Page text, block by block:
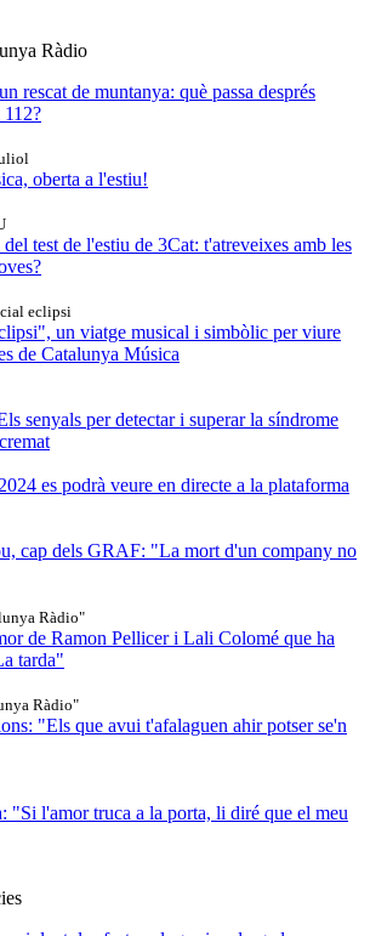
Ràdio
rescat de muntanya: què passa després
112?
oberta a l'estiu!
test de l'estiu de 3Cat: t'atreveixes amb les
eclipsi
un viatge musical i simbòlic per viure
de Catalunya Música
senyals per detectar i superar la síndrome
es podrà veure en directe a la plataforma
cap dels GRAF: "La mort d'un company no
Ràdio"
de Ramon Pellicer i Lali Colomé que ha
tarda"
Ràdio"
"Els que avui t'afalaguen ahir potser se'n
"Si l'amor truca a la porta, li diré que el meu